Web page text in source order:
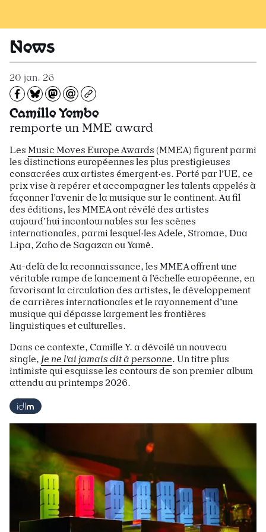
News
20 jan. 26
Partagez sur Facebook
Partager sur Bluesky
Partager sur Mastodon
Partagez par e-mail
Copiez l’url
Camille Yembe
remporte un MME award
Les Music Moves Europe Awards (MMEA) figurent parmi
les distinctions européennes les plus prestigieuses
consacrées aux artistes émergent·es. Porté par l’UE, ce
prix vise à repérer et accompagner les talents appelés à
façonner l’avenir de la musique sur le continent. Au fil
des éditions, les MMEA ont révélé des artistes
aujourd’hui incontournables sur les scènes
internationales, parmi lesquel·les Adele, Stromae, Dua
Lipa, Zaho de Sagazan ou Yamê.
Au-delà de la reconnaissance, les MMEA offrent une
véritable rampe de lancement à l’échelle européenne, en
favorisant la circulation des artistes, le développement
de carrières internationales et le rayonnement d’une
musique qui dépasse largement les frontières
linguistiques et culturelles.
Dans ce contexte, Camille Y. a dévoilé un nouveau
single, Je ne l’ai jamais dit à personne. Un titre plus
intimiste qui esquisse les contours de son premier album
attendu au printemps 2026.